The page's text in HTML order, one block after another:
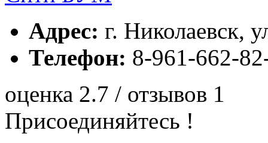
Адрес: г. Николаевск,
Телефон: 8-961-662-
оценка 2.7 / отзывов 1
Присоединяйтесь !